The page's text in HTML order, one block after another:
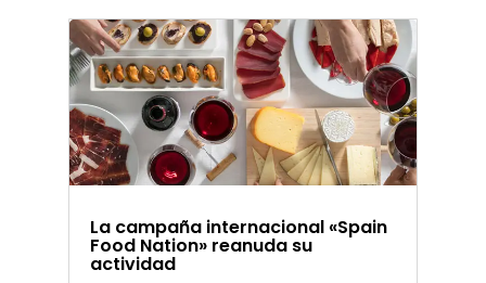
La campaña internacional «Spain
Food Nation» reanuda su
actividad